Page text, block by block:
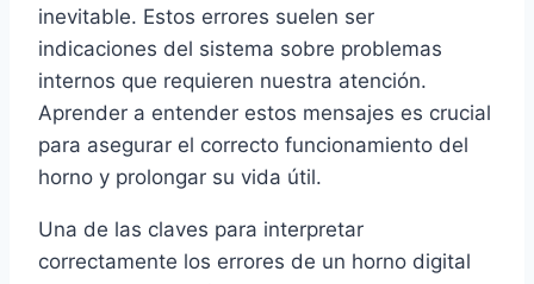
inevitable. Estos errores suelen ser
indicaciones del sistema sobre problemas
internos que requieren nuestra atención.
Aprender a entender estos mensajes es crucial
para asegurar el correcto funcionamiento del
horno y prolongar su vida útil.
Una de las claves para interpretar
correctamente los errores de un horno digital